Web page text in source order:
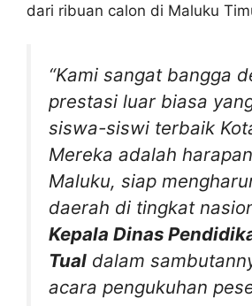
dari ribuan calon di Maluku
“Kami sangat bangga
prestasi luar biasa
siswa-siswi terbaik
Mereka adalah
Maluku, siap
daerah di tingkat
Kepala Dinas
Tual dalam
acara pengukuhan